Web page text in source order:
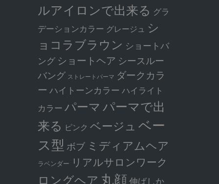
ルアイロンで出来る グラ
デーションカラー グレージュ シ
ョコラブラウン ショートバ
ング ショートヘア シースルー
バング ストレートパーマ ダークカラ
ー ハイトーンカラー ハイライト
カラー パーマ パーマで出
来る ピンク ベージュ ベー
ス型 ボブ ミディアムヘア
ラベンダー リアルサロンワーク
ロングヘア 丸顔伸ばしか